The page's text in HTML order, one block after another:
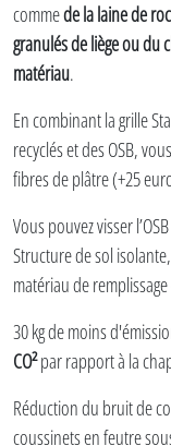
commede la laine de
granulés de liège ou du
matériau.
En combinant la grille
recyclés et des OSB,
fibres de plâtre (+25
Vous pouvez visser
Structure de sol
matériau de
30 kg de moins
CO²par rapport à la
Réduction du bruit de
coussinets en feutre